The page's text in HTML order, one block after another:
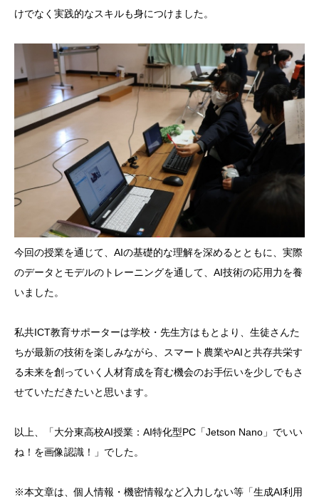
けでなく実践的なスキルも身につけました。
今回の授業を通じて、AIの基礎的な理解を深めるとともに、実際
のデータとモデルのトレーニングを通して、AI技術の応用力を養
いました。
私共ICT教育サポーターは学校・先生方はもとより、生徒さんた
ちが最新の技術を楽しみながら、スマート農業やAIと共存共栄す
る未来を創っていく人材育成を育む機会のお手伝いを少しでもさ
せていただきたいと思います。
以上、「大分東高校AI授業：AI特化型PC「Jetson Nano」でいい
ね！を画像認識！」でした。
※本文章は、個人情報・機密情報など入力しない等「生成AI利用